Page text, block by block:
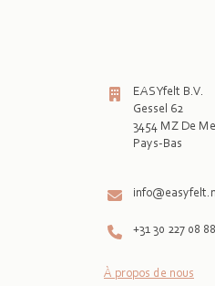
EASYfelt B.V.
Gessel 62
3454 MZ De
Pays-Bas
+31 30 227 08 88
À propos de nous